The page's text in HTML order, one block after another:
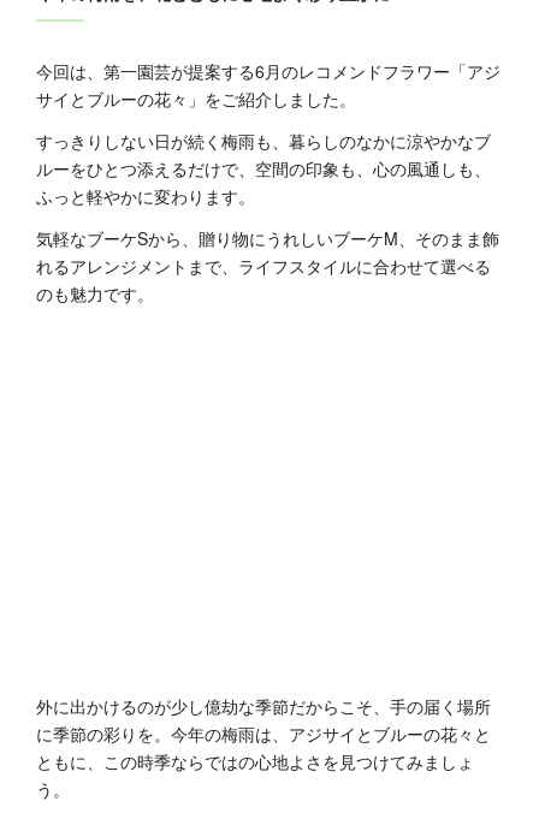
今回は、第一園芸が提案する6月のレコメンドフラワー「アジ
サイとブルーの花々」をご紹介しました。
すっきりしない日が続く梅雨も、暮らしのなかに涼やかなブ
ルーをひとつ添えるだけで、空間の印象も、心の風通しも、
ふっと軽やかに変わります。
気軽なブーケSから、贈り物にうれしいブーケM、そのまま飾
れるアレンジメントまで、ライフスタイルに合わせて選べる
のも魅力です。
外に出かけるのが少し億劫な季節だからこそ、手の届く場所
に季節の彩りを。今年の梅雨は、アジサイとブルーの花々と
ともに、この時季ならではの心地よさを見つけてみましょ
う。